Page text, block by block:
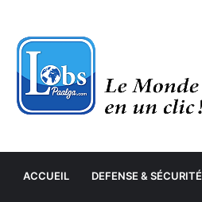
ACCUEIL DEFENSE & SÉCURITÉ